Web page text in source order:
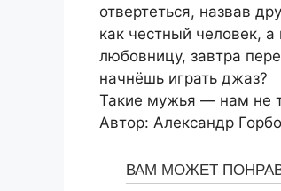
отвертеться, назвав
как честный человек,
любовницу, завтра
начнёшь играть джаз?
Такие мужья — нам не
Автор: Александр